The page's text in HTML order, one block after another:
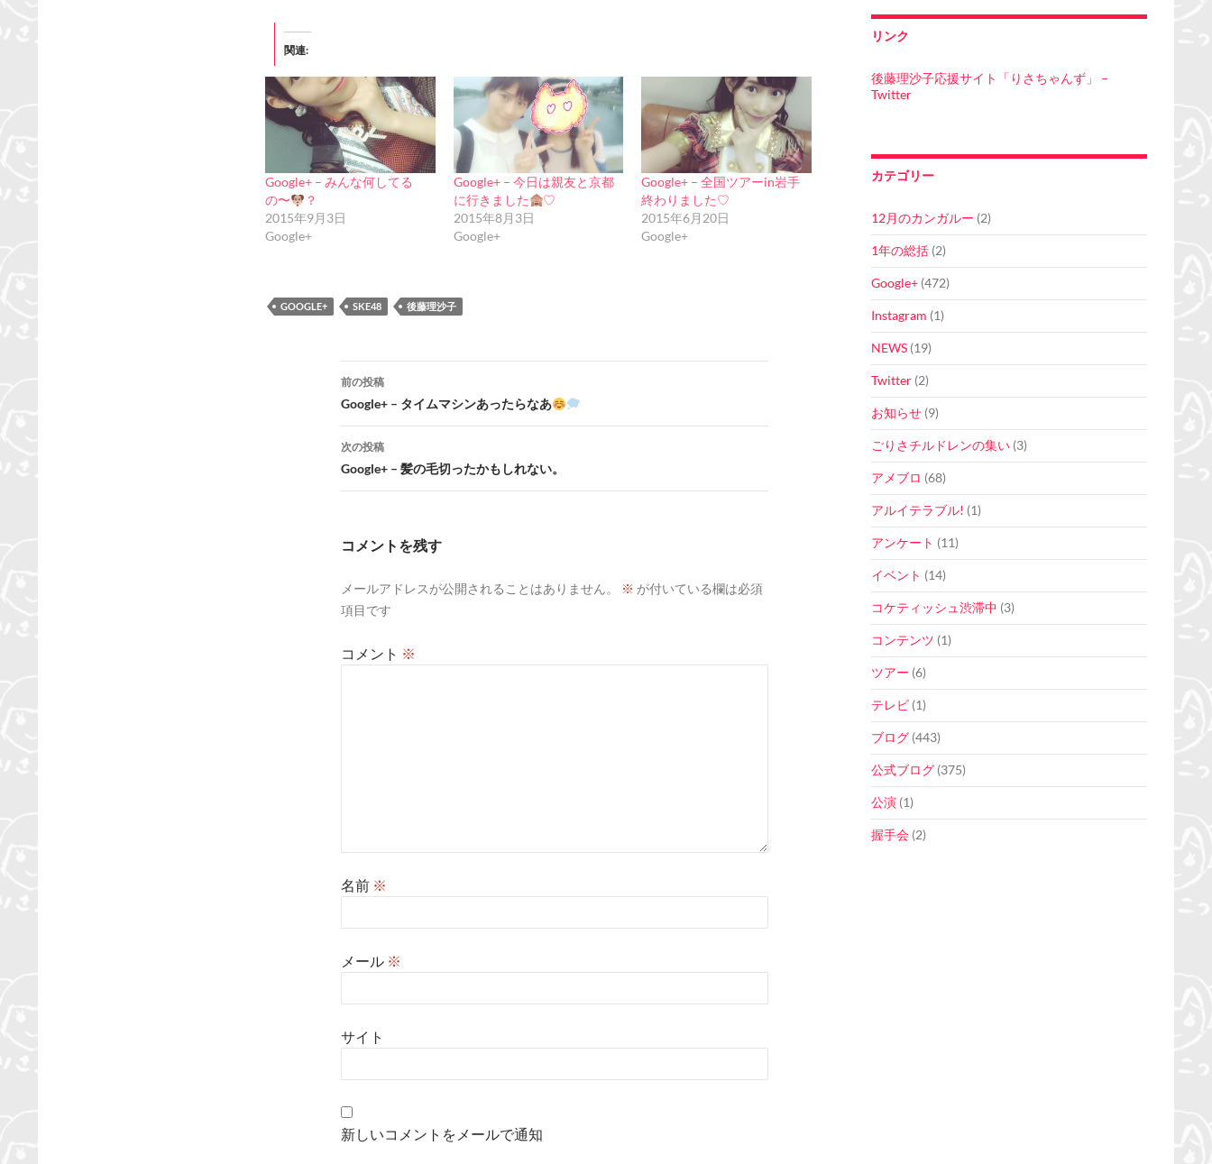
関連
Google+ – みんな何してる
の〜
？
2015年9月3日
Google+
Google+ – 今日は親友と京都
に行きました
♡
2015年8月3日
Google+
Google+ – 全国ツアーin岩手
終わりました♡
2015年6月20日
Google+
GOOGLE+ SKE48 後藤理沙子
投
稿
ナ
ビ
ョ
前の投稿
Google+ – タイムマシンあったらなあ
次の投稿
Google+ – 髪の毛切ったかもしれない。
コメントを残す
メールアドレスが公開されることはありません。 ※ が付いている欄は必須
項目です
コメント ※
名前 ※
メール ※
サイト
新しいコメントをメールで通知
リンク
後藤理沙子応援サイト「りさちゃんず」 –
Twitter
カテゴリー
12月のカンガルー (2)
1年の総括 (2)
Google+ (472)
Instagram (1)
NEWS (19)
Twitter (2)
お知らせ (9)
ごりさチルドレンの集い (3)
アメブロ (68)
アルイテラブル! (1)
アンケート (11)
イベント (14)
コケティッシュ渋滞中 (3)
コンテンツ (1)
ツアー (6)
テレビ (1)
ブログ (443)
公式ブログ (375)
公演 (1)
握手会 (2)